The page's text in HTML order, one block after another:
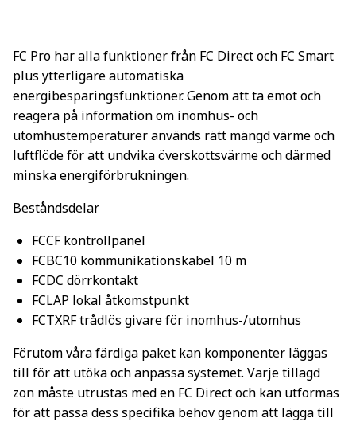
FC Pro har alla funktioner från FC Direct och FC Smart
plus ytterligare automatiska
energibesparingsfunktioner. Genom att ta emot och
reagera på information om inomhus- och
utomhustemperaturer används rätt mängd värme och
luftflöde för att undvika överskottsvärme och därmed
minska energiförbrukningen.
Beståndsdelar
FCCF kontrollpanel
FCBC10 kommunikationskabel 10 m
FCDC dörrkontakt
FCLAP lokal åtkomstpunkt
FCTXRF trådlös givare för inomhus-/utomhus
Förutom våra färdiga paket kan komponenter läggas
till för att utöka och anpassa systemet. Varje tillagd
zon måste utrustas med en FC Direct och kan utformas
för att passa dess specifika behov genom att lägga till